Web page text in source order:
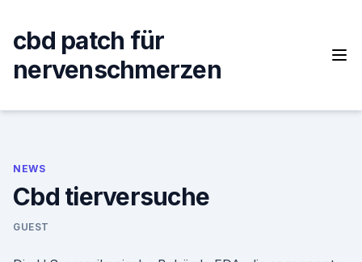
content
cbd patch für
nervenschmerzen
NEWS
Cbd tierversuche
GUEST